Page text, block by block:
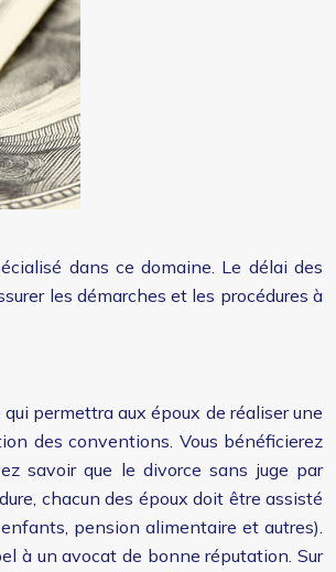
dans ce domaine. Le délai des
les démarches et les procédures à
permettra aux époux de réaliser une
des conventions. Vous bénéficierez
savoir que le divorce sans juge par
chacun des époux doit être assisté
pension alimentaire et autres).
à un avocat de bonne réputation. Sur